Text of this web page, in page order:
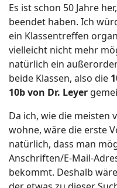
Es ist schon 50 Jahre
beendet haben. Ich
ein Klassentreffen
vielleicht nicht mehr
natürlich ein
beide Klassen, also die
10b von Dr. Leyer
Da ich, wie die meisten
wohne, wäre die erste
natürlich, dass man
Anschriften/E-Mail-
bekommt. Deshalb